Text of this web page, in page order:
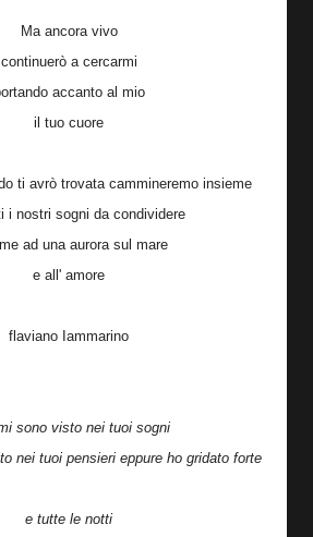
Ma ancora vivo
continuerò a cercarmi
accanto al mio
il tuo cuore
ti avrò trovata cammineremo insieme
i nostri sogni da condividere
ad una aurora sul mare
e all' amore
flaviano Iammarino
sono visto nei tuoi sogni
nei tuoi pensieri eppure ho gridato forte
e tutte le notti